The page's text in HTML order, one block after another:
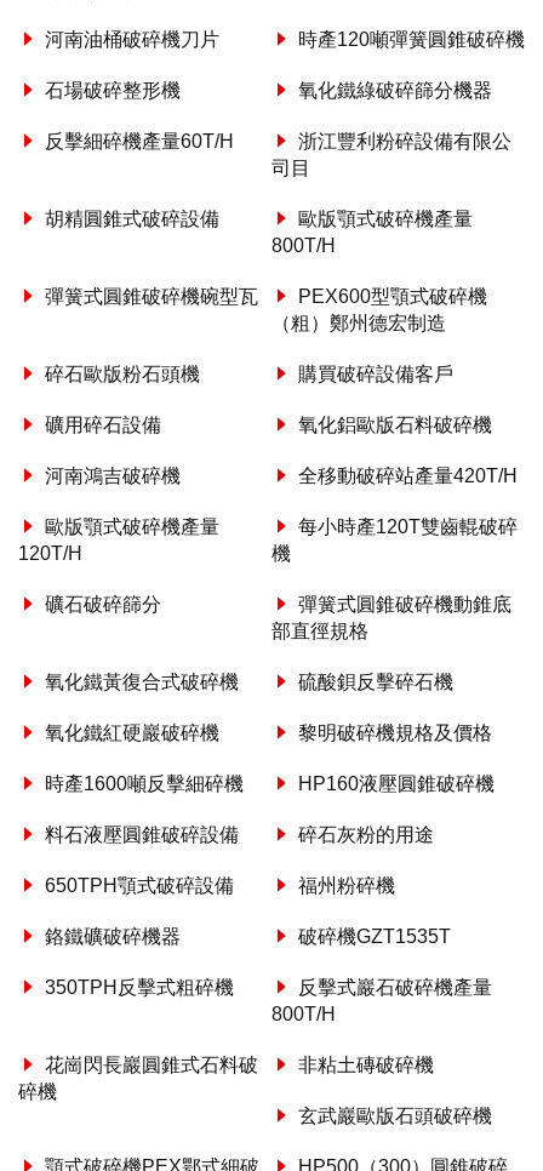
河南油桶破碎機刀片 時產120噸彈簧圓錐破碎機
石場破碎整形機 氧化鐵綠破碎篩分機器
反擊細碎機產量60T/H
浙江豐利粉碎設備有限公
司目
胡精圓錐式破碎設備
歐版顎式破碎機產量
800T/H
彈簧式圓錐破碎機碗型瓦
PEX600型顎式破碎機
（粗）鄭州德宏制造
碎石歐版粉石頭機 購買破碎設備客戶
礦用碎石設備 氧化鋁歐版石料破碎機
河南鴻吉破碎機 全移動破碎站產量420T/H
歐版顎式破碎機產量
120T/H
每小時產120T雙齒輥破碎
機
礦石破碎篩分
彈簧式圓錐破碎機動錐底
部直徑規格
氧化鐵黃復合式破碎機 硫酸鋇反擊碎石機
氧化鐵紅硬巖破碎機 黎明破碎機規格及價格
時產1600噸反擊細碎機 HP160液壓圓錐破碎機
料石液壓圓錐破碎設備 碎石灰粉的用途
650TPH顎式破碎設備 福州粉碎機
鉻鐵礦破碎機器 破碎機GZT1535T
350TPH反擊式粗碎機
反擊式巖石破碎機產量
800T/H
花崗閃長巖圓錐式石料破
碎機
非粘土磚破碎機
玄武巖歐版石頭破碎機
顎式破碎機PEX鄂式細破
HP500（300）圓錐破碎